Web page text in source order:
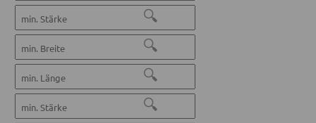
🔍
🔍
🔍
🔍